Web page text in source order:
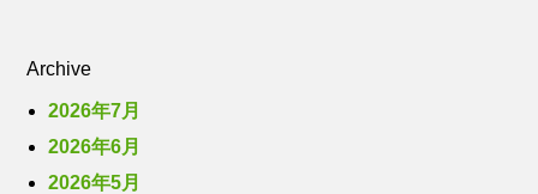
Archive
2026年7月
2026年6月
2026年5月